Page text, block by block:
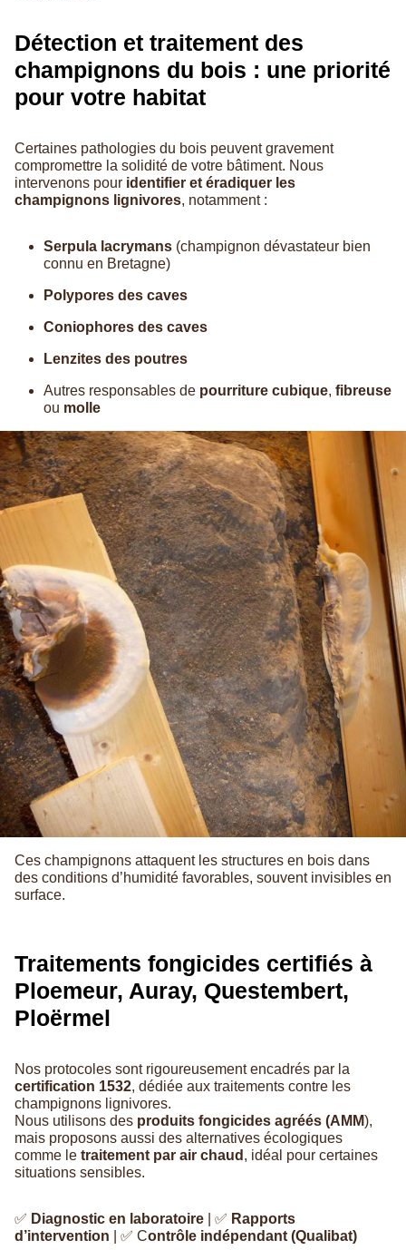
Détection et traitement des
champignons du bois : une priorité
pour votre habitat
Certaines pathologies du bois peuvent gravement
compromettre la solidité de votre bâtiment. Nous
intervenons pour identifier et éradiquer les
champignons lignivores, notamment :
Serpula lacrymans (champignon dévastateur bien
connu en Bretagne)
Polypores des caves
Coniophores des caves
Lenzites des poutres
Autres responsables de pourriture cubique, fibreuse
ou molle
Ces champignons attaquent les structures en bois dans
des conditions d’humidité favorables, souvent invisibles en
surface.
Traitements fongicides certifiés à
Ploemeur, Auray, Questembert,
Ploërmel
Nos protocoles sont rigoureusement encadrés par la
certification 1532, dédiée aux traitements contre les
champignons lignivores.
Nous utilisons des produits fongicides agréés (AMM),
mais proposons aussi des alternatives écologiques
comme le traitement par air chaud , idéal pour certaines
situations sensibles.
✅ Diagnostic en laboratoire | ✅ Rapports
d’intervention | ✅ Contrôle indépendant (Qualibat)